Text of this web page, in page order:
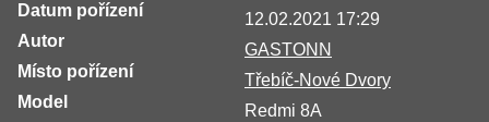
Datum pořízení
12.02.2021 17:29
Autor
GASTONN
Místo pořízení
Třebíč-Nové Dvory
Model
Redmi 8A